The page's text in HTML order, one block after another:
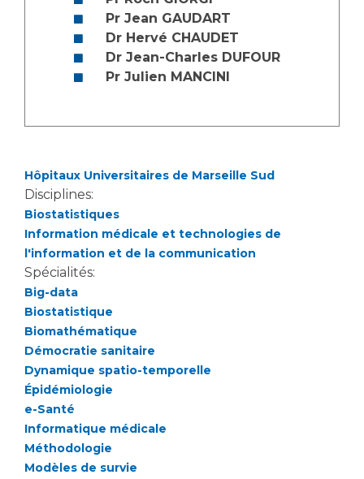
Salon des familles
Transports sanitaires
Vos droits, vos devoirs
Pôle Médecine Physique et Réadaptation
Accueil sourds et malentendants
Charte Romain Jacob
Mouvement Parcours Handicap 13
Activité physique
Cancer
Médecine nucléaire
Les structures de recherche
Écoles et Instituts de Formation
Plateforme des internes
Professionnels de santé
Adresser un patient
Réseaux de soins
Adresser un examen au Laboratoire de Biologie
Médicale
Radiologie / Imagerie
Cancérologie
Les pôles d'activité médicale
Anatomie et Cytologie Pathologiques
Adresser un examen au Laboratoire d'Infectiologie
Centres de référence Maladies Rares
Plateforme d'Expertise Maladies Rares
Pr Jean GAUDART
Dr Hervé CHAUDET
Dr Jean-Charles DUFOUR
Pr Julien MANCINI
Hôpitaux Universitaires de Marseille Sud
Disciplines:
Biostatistiques
Information médicale et technologies de
l'information et de la communication
Spécialités:
Big-data
Biostatistique
Biomathématique
Démocratie sanitaire
Dynamique spatio-temporelle
Épidémiologie
e-Santé
Informatique médicale
Méthodologie
Modèles de survie